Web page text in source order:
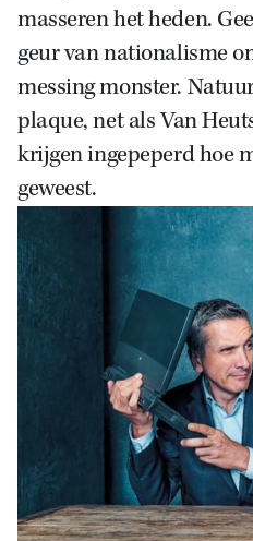
masseren het heden.
geur van nationalisme
messing monster.
plaque, net als Van
krijgen ingepeperd hoe
geweest.